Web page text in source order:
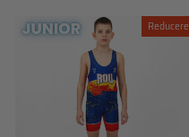
vanzare Reducere